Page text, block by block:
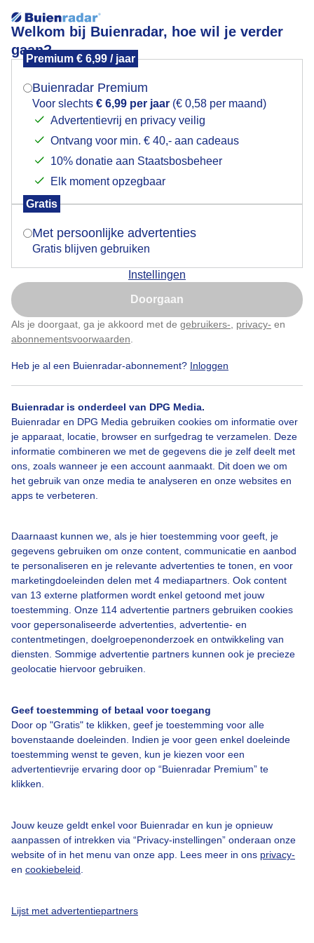
Welkom bij Buienradar, hoe wil je verder
gaan?
Premium € 6,99 / jaar
Buienradar Premium
Voor slechts € 6,99 per jaar (€ 0,58 per maand)
Advertentievrij en privacy veilig
Ontvang voor min. € 40,- aan cadeaus
10% donatie aan Staatsbosbeheer
Elk moment opzegbaar
Gratis
Met persoonlijke advertenties
Gratis blijven gebruiken
Instellingen
Doorgaan
Als je doorgaat, ga je akkoord met de gebruikers- privacy- en
abonnementsvoorwaarden
Heb je al een Buienradar-abonnement? Inloggen
Buienradar is onderdeel van DPG Media.
Buienradar en DPG Media gebruiken cookies om informatie over
je apparaat, locatie, browser en surfgedrag te verzamelen. Deze
informatie combineren we met de gegevens die je zelf deelt met
ons, zoals wanneer je een account aanmaakt. Dit doen we om
het gebruik van onze media te analyseren en onze websites en
apps te verbeteren.
Daarnaast kunnen we, als je hier toestemming voor geeft, je
gegevens gebruiken om onze content, communicatie en aanbod
te personaliseren en je relevante advertenties te tonen, en voor
marketingdoeleinden delen met 4 mediapartners. Ook content
van 13 externe platformen wordt enkel getoond met jouw
toestemming. Onze 114 advertentie partners gebruiken cookies
voor gepersonaliseerde advertenties, advertentie- en
contentmetingen, doelgroepenonderzoek en ontwikkeling van
diensten. Sommige advertentie partners kunnen ook je precieze
geolocatie hiervoor gebruiken.
Geef toestemming of betaal voor toegang
Door op "Gratis" te klikken, geef je toestemming voor alle
bovenstaande doeleinden. Indien je voor geen enkel doeleinde
toestemming wenst te geven, kun je kiezen voor een
advertentievrije ervaring door op “Buienradar Premium” te
klikken.
Jouw keuze geldt enkel voor Buienradar en kun je opnieuw
aanpassen of intrekken via “Privacy-instellingen” onderaan onze
website of in het menu van onze app. Lees meer in ons privacy-
en cookiebeleid
Lijst met advertentiepartners
Daar gaat ze
Door: Marjon Adamidis - van Geldorp
Gemaakt: 06-10-2025, 104x bekeken
Zonsondergang
Bekijk slideshow
Over Buienradar
Bedrijfsgegevens
Toegankelijkheid
Gebruikersvoorwaarden
Adverteren
Privacy beleid
Cookie beleid
Gratis weerdata
Mogen we je locatie gebruiken voor het
Indien je hier nog geen akkoord op hebt gegeven,
verschijnt er zo een pop-up uit je browser waarin
Is goed, toon de popup
Nu niet, misschien later
Klik hierom dit aan te passen